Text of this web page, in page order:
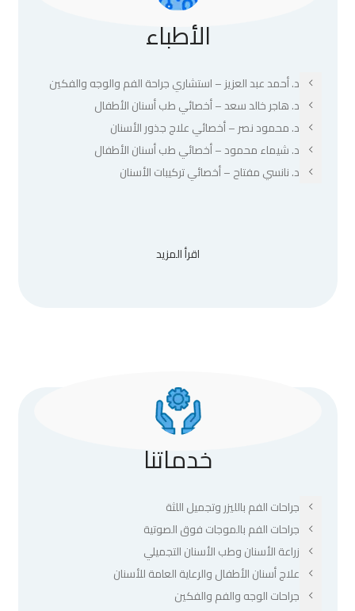
الأطباء
د. أحمد عبد العزيز – استشاري جراحة الفم والوجه والفكين
د. هاجر خالد سعد – أخصائي طب أسنان الأطفال
د. محمود نصر – أخصائي علاج جذور الأسنان
د. شيماء محمود – أخصائي طب أسنان الأطفال
د. نانسي مفتاح – أخصائي تركيبات الأسنان
اقرأ المزيد
خدماتنا
جراحات الفم بالليزر وتجميل اللثة
جراحات الفم بالموجات فوق الصوتية
زراعة الأسنان وطب الأسنان التجميلي
علاج أسنان الأطفال والرعاية العامة للأسنان
جراحات الوجه والفم والفكين